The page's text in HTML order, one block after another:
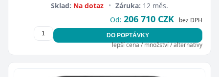
Sklad: Na dotaz • Záruka: 12 měs.
Od: 206 710 CZK bez DPH
DO POPTÁVKY
lepší cena / množství / alternativy